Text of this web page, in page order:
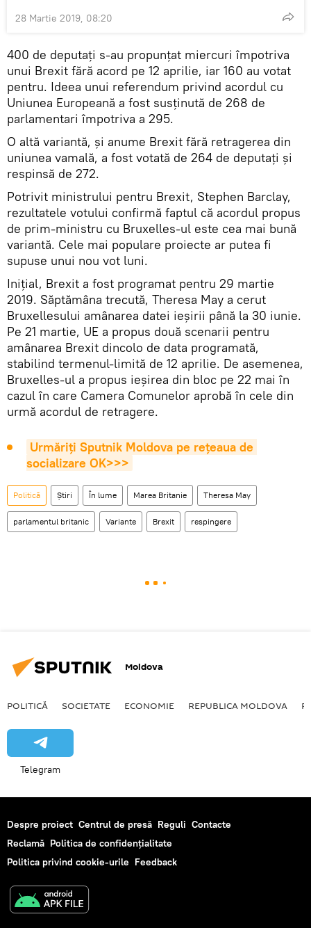
28 Martie 2019, 08:20
400 de deputaţi s-au propunţat miercuri împotriva
unui Brexit fără acord pe 12 aprilie, iar 160 au votat
pentru. Ideea unui referendum privind acordul cu
Uniunea Europeană a fost susţinută de 268 de
parlamentari împotriva a 295.
O altă variantă, și anume Brexit fără retragerea din
uniunea vamală, a fost votată de 264 de deputați şi
respinsă de 272.
Potrivit ministrului pentru Brexit, Stephen Barclay,
rezultatele votului confirmă faptul că acordul propus
de prim-ministru cu Bruxelles-ul este cea mai bună
variantă. Cele mai populare proiecte ar putea fi
supuse unui nou vot luni.
Inițial, Brexit a fost programat pentru 29 martie
2019. Săptămâna trecută, Theresa May a cerut
Bruxellesului amânarea datei ieşirii până la 30 iunie.
Pe 21 martie, UE a propus două scenarii pentru
amânarea Brexit dincolo de data programată,
stabilind termenul-limită de 12 aprilie. De asemenea,
Bruxelles-ul a propus ieşirea din bloc pe 22 mai în
cazul în care Camera Comunelor aprobă în cele din
urmă acordul de retragere.
Urmăriți Sputnik Moldova pe rețeaua de
socializare OK>>>
Politică Știri În lume Marea Britanie Theresa May
parlamentul britanic Variante Brexit respingere
Moldova
POLITICĂ SOCIETATE ECONOMIE REPUBLICA MOLDOVA
Telegram
Despre proiect Centrul de presă Reguli Contacte
Reclamă Politica de confidențialitate
Politica privind cookie-urile Feedback